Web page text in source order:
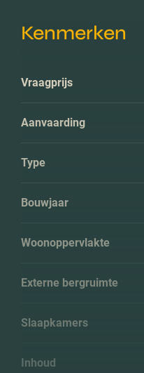
Kenmerken
Vraagprijs
Aanvaarding
Type
Bouwjaar
Woonoppervlakte
Externe bergruimte
Slaapkamers
Inhoud